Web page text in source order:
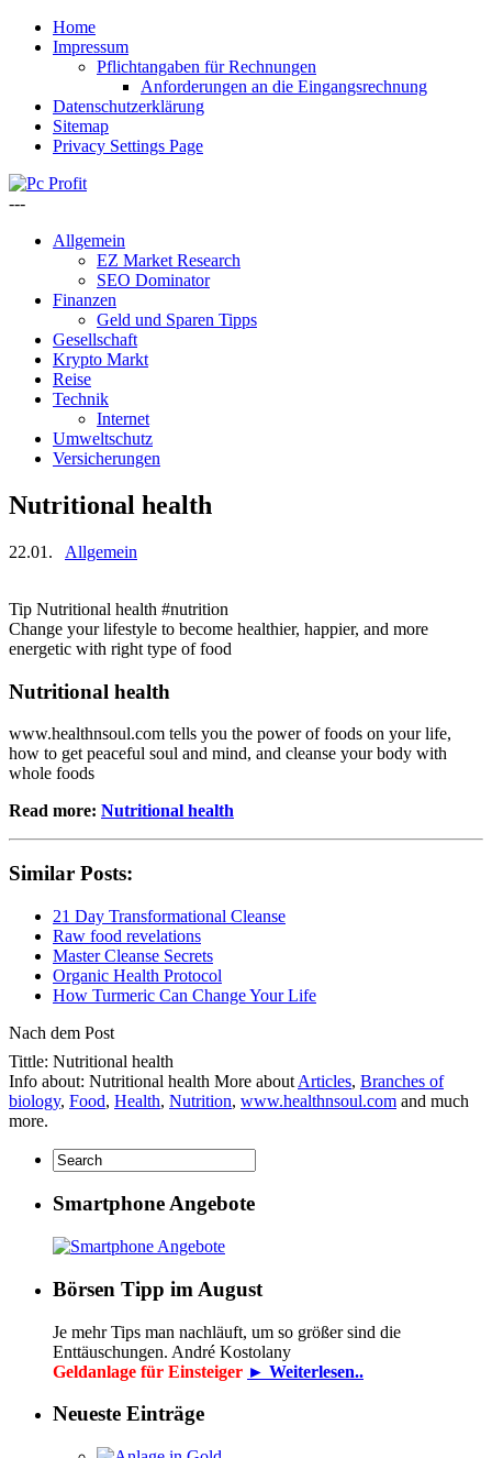
Home
Impressum
Pflichtangaben für Rechnungen
Anforderungen an die Eingangsrechnung
Datenschutzerklärung
Sitemap
Privacy Settings Page
---
Allgemein
EZ Market Research
SEO Dominator
Finanzen
Geld und Sparen Tipps
Gesellschaft
Krypto Markt
Reise
Technik
Internet
Umweltschutz
Versicherungen
Nutritional health
22.01. Allgemein
Tip Nutritional health #nutrition
Change your lifestyle to become healthier, happier, and more
energetic with right type of food
Nutritional health
www.healthnsoul.com tells you the power of foods on your life,
how to get peaceful soul and mind, and cleanse your body with
whole foods
Read more: Nutritional health
Similar Posts:
21 Day Transformational Cleanse
Raw food revelations
Master Cleanse Secrets
Organic Health Protocol
How Turmeric Can Change Your Life
Nach dem Post
Tittle: Nutritional health
Info about: Nutritional health More about Articles, Branches of
biology, Food, Health, Nutrition, www.healthnsoul.com and much
more.
Smartphone Angebote
Börsen Tipp im August
Je mehr Tips man nachläuft, um so größer sind die
Enttäuschungen. André Kostolany
Geldanlage für Einsteiger ► Weiterlesen..
Neueste Einträge